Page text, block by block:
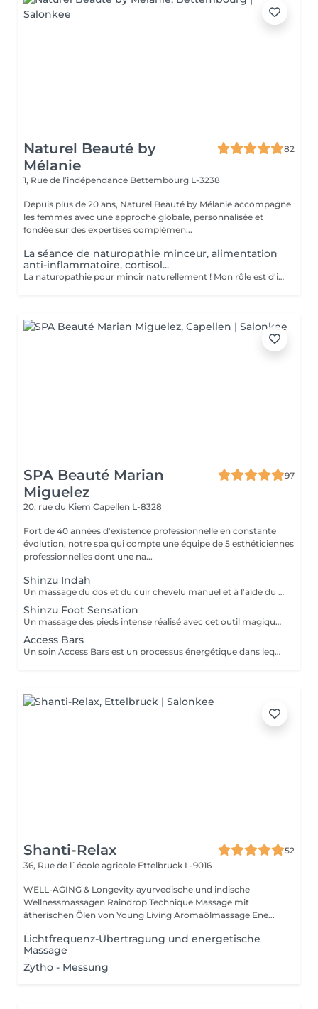
Naturel Beauté by
Mélanie
82
1, Rue de l’indépendance Bettembourg L-3238
Depuis plus de 20 ans, Naturel Beauté by Mélanie accompagne
les femmes avec une approche globale, personnalisée et
fondée sur des expertises complémen...
La séance de naturopathie minceur, alimentation
anti-inflammatoire, cortisol...
La naturopathie pour mincir naturellement ! Mon rôle est d'identifier les causes de votre surpoids afin de mettre en place un programme personnalisé et adapté visant à perdre du poids de façon durable et naturelle, en renforçant votre vitalité et votre état de santé. Echanges, découverte de vos habitudes de vie, mise en place d'un programme adapté en fonction de votre problématique et de votre objectif
SPA Beauté Marian
Miguelez
97
20, rue du Kiem Capellen L-8328
Fort de 40 années d'existence professionnelle en constante
évolution, notre spa qui compte une équipe de 5 esthéticiennes
professionnelles dont une na...
Shinzu Indah
Un massage du dos et du cuir chevelu manuel et à l'aide du Rama, cet outil en métal kansa parfaitement adapté au travail des méridiens, des mémoires, des blocages émotionnels du dos. Pour une détente profonde et un véritable reset sur le plan émotionnel!
Shinzu Foot Sensation
Un massage des pieds intense réalisé avec cet outil magique qu'est le Kansa (métal guérisseur de l'Inde) et aux nombreux bienfaits : - Favorise la circulation des énergies. - Harmonisation des énergies par la stimulation des différentes zones du pied correspondant à chaque organe du corps. - Soulage les articulations. - Soulage les sensations de pesanteur. - Favorise la relaxation. - Favorise l'équilibre nerveux. L'énergie dans l'approche Ayurvédique (points Marma) combinée avec la lithothérapie, sera activée pour l'ancrage, la connexion avec la Terre et Soi Même, l'Harmonie de l'être et l'Équilibre au quotidien et dont les bienfaits se prolongent dans le temps !
Access Bars
Un soin Access Bars est un processus énergétique dans lequel le praticien active par un toucher doux, sans massage, 32 points situés sur le crâne. Ces 32 points activent des connexions électromagnétiques appelées « barres ». Celles-ci contiennent vos programmes, c'est à dire toutes les pensées, idées, croyances, considérations, attitudes et états émotionnels stockés que vous avez accumulés et qui vous limitent dans différents domaines. Une séance BARS va diminuer le stress et va détruire ce qui est verrouillé dans votre inconscient qui vous empêche de croire que vous pouvez choisir la vie que vous souhaitez.
Shanti-Relax
52
36, Rue de l`école agricole Ettelbruck L-9016
WELL-AGING & Longevity ayurvedische und indische
Wellnessmassagen Raindrop Technique Massage mit
ätherischen Ölen von Young Living Aromaölmassage Ene...
Lichtfrequenz-Übertragung und energetische
Massage
Zytho - Messung